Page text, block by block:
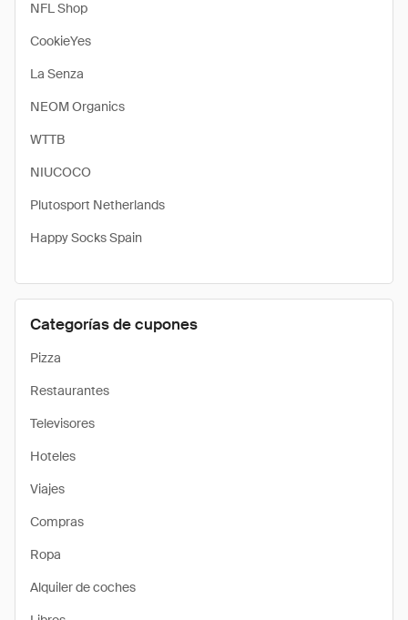
NFL Shop
CookieYes
La Senza
NEOM Organics
WTTB
NIUCOCO
Plutosport Netherlands
Happy Socks Spain
Categorías de cupones
Pizza
Restaurantes
Televisores
Hoteles
Viajes
Compras
Ropa
Alquiler de coches